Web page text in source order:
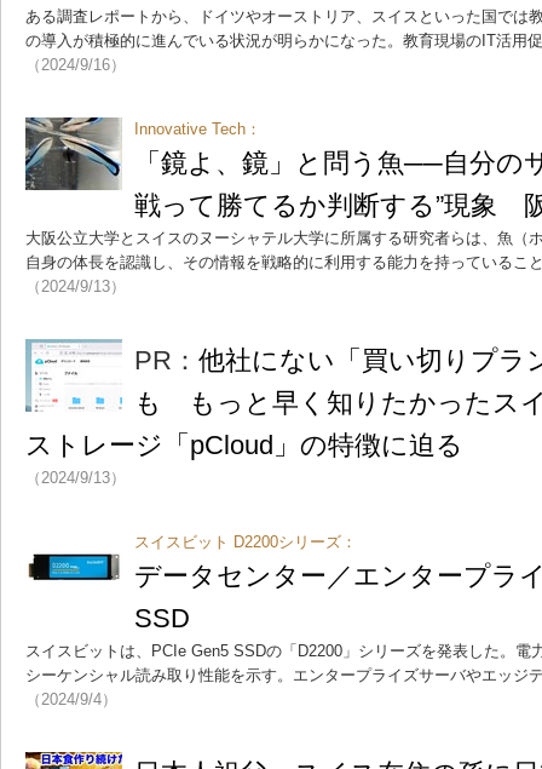
ある調査レポートから、ドイツやオーストリア、スイスといった国では
の導入が積極的に進んでいる状況が明らかになった。教育現場のIT活用
（2024/9/16）
Innovative Tech：
「鏡よ、鏡」と問う魚──自分
戦って勝てるか判断する”現象
大阪公立大学とスイスのヌーシャテル大学に所属する研究者らは、魚（
自身の体長を認識し、その情報を戦略的に利用する能力を持っているこ
（2024/9/13）
PR： 他社にない「買い切りプラ
も もっと早く知りたかったス
ストレージ「pCloud」の特徴に迫る
（2024/9/13）
スイスビット D2200シリーズ：
データセンター／エンタープラ
SSD
スイスビットは、PCIe Gen5 SSDの「D2200」シリーズを発表した。電
シーケンシャル読み取り性能を示す。エンタープライズサーバやエッジ
（2024/9/4）